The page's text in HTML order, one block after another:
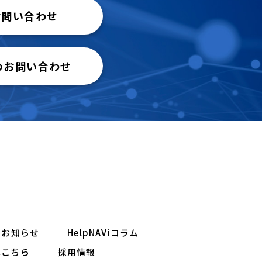
い合わせ
お問い合わせ
お知らせ
HelpNAViコラム
ちら
採用情報